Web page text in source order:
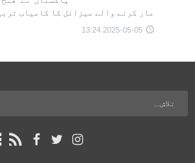
مار کرنے والے میزائل کا کامیاب
2025-05-05 13:24